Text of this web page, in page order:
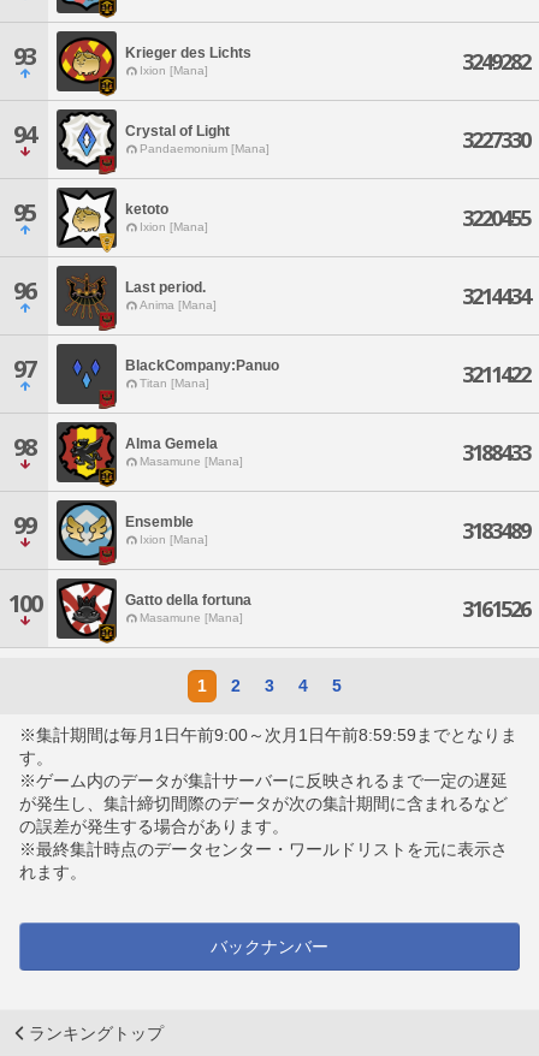
93 Krieger des Lichts
Ixion [Mana] 3249282
94 Crystal of Light
Pandaemonium [Mana] 3227330
95 ketoto
Ixion [Mana] 3220455
96 Last period.
Anima [Mana] 3214434
97 BlackCompany:Panuo
Titan [Mana] 3211422
98 Alma Gemela
Masamune [Mana] 3188433
99 Ensemble
Ixion [Mana] 3183489
100 Gatto della fortuna
Masamune [Mana] 3161526
1 2 3 4 5
※集計期間は毎月1日午前9:00～次月1日午前8:59:59までとなりま
す。
※ゲーム内のデータが集計サーバーに反映されるまで一定の遅延
が発生し、集計締切間際のデータが次の集計期間に含まれるなど
の誤差が発生する場合があります。
※最終集計時点のデータセンター・ワールドリストを元に表示さ
れます。
バックナンバー
ランキングトップ